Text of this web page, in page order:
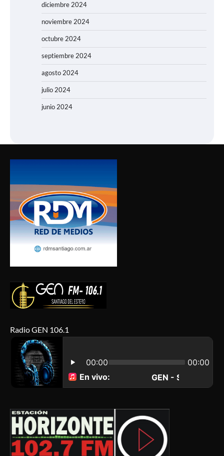
diciembre 2024
noviembre 2024
octubre 2024
septiembre 2024
agosto 2024
julio 2024
junio 2024
Radio GEN 106.1